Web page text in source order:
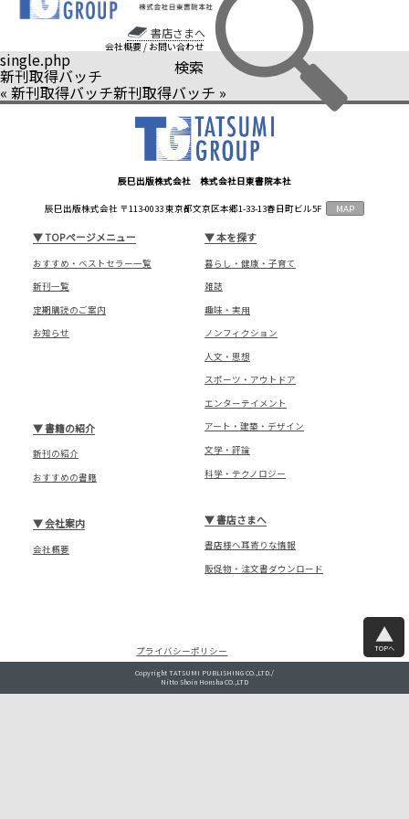
書店さまへ
会社概要 / お問い合わせ
検索
single.php
新刊取得バッチ
« 新刊取得バッチ新刊取得バッチ »
辰巳出版株式会社 株式会社日東書院本社
辰巳出版株式会社 〒113-0033 東京都文京区本郷1-33-13春日町ビル5F MAP
▼TOPページメニュー
おすすめ・ベストセラー一覧
新刊一覧
定期購読のご案内
お知らせ
▼本を探す
暮らし・健康・子育て
雑誌
趣味・実用
ノンフィクション
人文・思想
スポーツ・アウトドア
エンターテイメント
アート・建築・デザイン
文学・評論
科学・テクノロジー
▼書籍の紹介
新刊の紹介
おすすめの書籍
▼書店さまへ
書店様へ耳寄りな情報
販促物・注文書ダウンロード
▼会社案内
会社概要
プライバシーポリシー TOPへ
Copyright TATSUMI PUBLISHING CO.,LTD./
Nitto Shoin Honsha CO.,LTD